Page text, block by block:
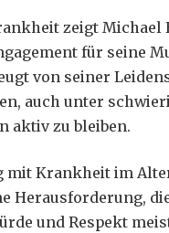
zeigt Michael
für seine
von seiner
auch unter
aktiv zu bleiben.
mit Krankheit im
Herausforderung,
und Respekt